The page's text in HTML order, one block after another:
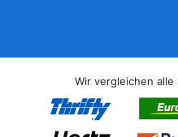
Wir vergleichen